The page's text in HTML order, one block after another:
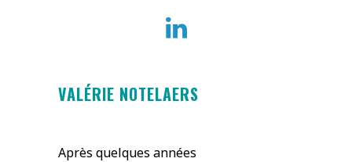
VALÉRIE NOTELAERS
Après quelques années